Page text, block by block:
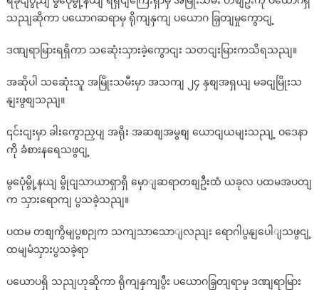
သညျဆိုကာ ပယောဂဆရာမှ ရိုကျနှကျ ပယောဂ ခြှတျမှုကွောငျ့
ဒဏျရာမြားရရှိကာ သဆေုံးသှားခဲ့ကွောငျး သတငျးမြားကသိရသညျ။
အဆိုပါ သဆေုံးသူ အမြိုးသမီးမှာ အသကျ ၂၄ နှစျအရှယျ မခငျမြိုးသ
နျးဖွစျသညျ။
၎င်းငျးမှာ ခါးကွောညှပျ အရိုး အဆစျအမွစျ ယောငျယမျးသညျ့ ဝဒေနာ
ကို ခံစားနရေသဖွငျ့
မွပေုံမွို့နယျ မွိုငျသာယာရှာရှိ မှောျဆရာတစျဦးထံ ယခုလ ပထမအပတျ
က သှားရောကျ ပွသခဲ့သညျ။
ပထမ တစျကွိမျပွစဉျက သကျသာသောျလညျး ရောဂါပွနျပေါျသဖွငျ့
ထမျမံသှားပွသခဲ့ရာ
ပယောပရှိ သညျဟုဆိုကာ ရိုကျနှကျပွီး ပယောဂခြှတျရာမှ ဒဏျရာမြား